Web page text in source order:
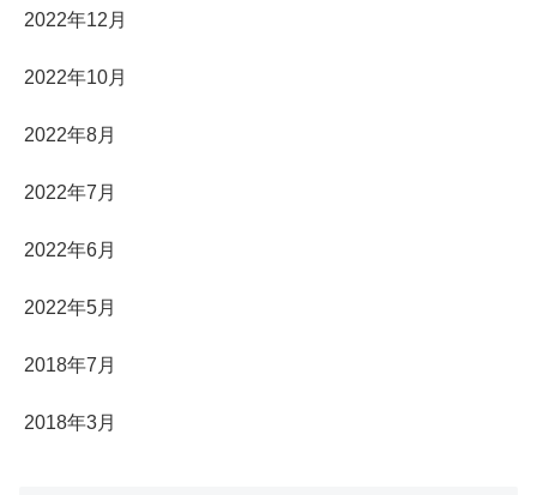
2022年12月
2022年10月
2022年8月
2022年7月
2022年6月
2022年5月
2018年7月
2018年3月